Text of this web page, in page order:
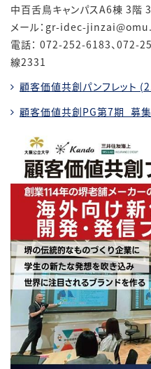
中百舌鳥キャンパスA6棟 3階
メール：gr-idec-
電話： 072-252-6183、072-
線2331
顧客価値共創パンフレット
顧客価値共創PG第7期_募